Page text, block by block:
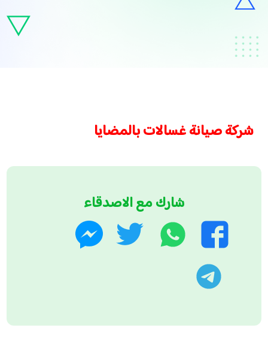
شركة صيانة غسالات بالمضايا
شارك مع الاصدقاء
فيسبوك
واتساب تويتر